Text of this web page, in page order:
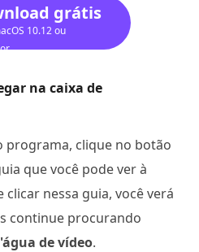
grátis
10.12 ou
na caixa de
programa, clique no botão
que você pode ver à
nessa guia, você verá
continue procurando
de vídeo.